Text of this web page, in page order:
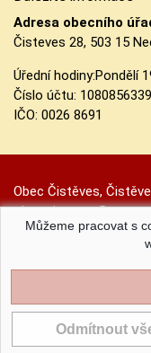
Adresa obecního
Čisteves 28, 503 15
Úřední hodiny:Pondělí
Číslo účtu:
IČO: 0026 8691
Obec Čistěves,
Prohlášení o
Obec Čistěves |
INET-SERVIS.CZ| 2020
Můžeme pracovat s